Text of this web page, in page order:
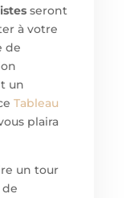
seront
à votre
de
un
Tableau
plaira
un tour